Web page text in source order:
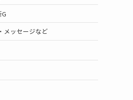
メッセージなど